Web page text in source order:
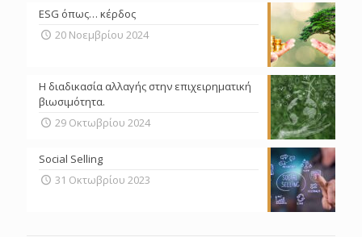
ESG όπως… κέρδος
20 Νοεμβρίου 2024
Η διαδικασία αλλαγής στην επιχειρηματική
βιωσιμότητα.
29 Οκτωβρίου 2024
Social Selling
31 Οκτωβρίου 2023